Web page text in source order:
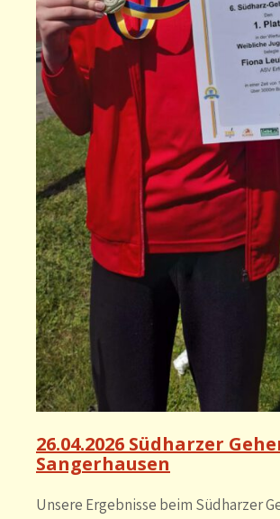
26.04.2026 Südharzer
Sangerhausen
Unsere Ergebnisse beim Südharzer